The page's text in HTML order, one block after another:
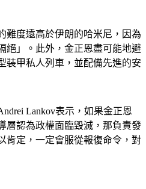
難度遠高於伊朗的哈米尼，因為
絕」。此外，金正恩盡可能地避
裝甲私人列車，並配備先進的安
Lankov表示，如果金正恩
層認為政權面臨毀滅，那負責發
肯定，一定會服從報復命令，對